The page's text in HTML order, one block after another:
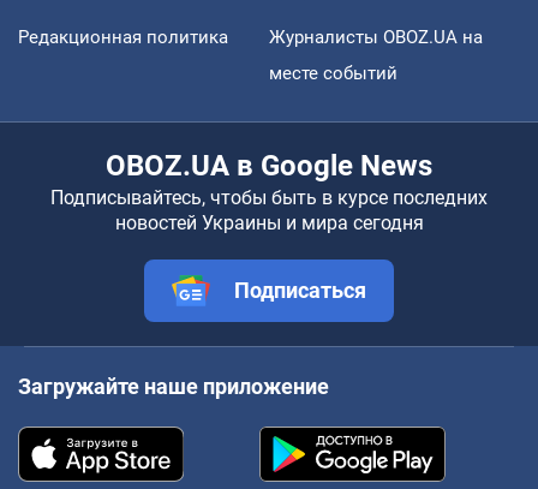
Редакционная политика
Журналисты OBOZ.UA на
месте событий
OBOZ.UA в Google News
Подписывайтесь, чтобы быть в курсе последних
новостей Украины и мира сегодня
Подписаться
Загружайте наше приложение